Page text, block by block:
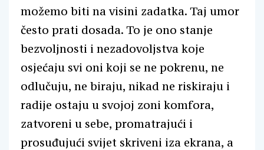
možemo biti na visini zadatka. Taj umor
često prati dosada. To je ono stanje
bezvoljnosti i nezadovoljstva koje
osjećaju svi oni koji se ne pokrenu, ne
odlučuju, ne biraju, nikad ne riskiraju i
radije ostaju u svojoj zoni komfora,
zatvoreni u sebe, promatrajući i
prosuđujući svijet skriveni iza ekrana, a